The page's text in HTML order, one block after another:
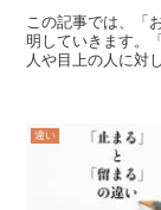
この記事では、「
明していきます。
人や目上の人に対
違い